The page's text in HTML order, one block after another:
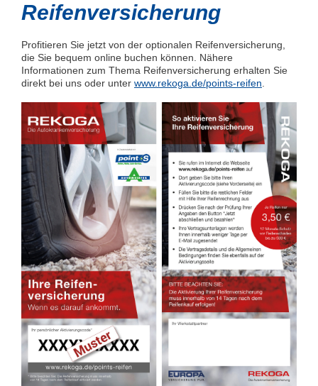
Reifenversicherung
Profitieren Sie jetzt von der optionalen Reifenversicherung,
die Sie bequem online buchen können. Nähere
Informationen zum Thema Reifenversicherung erhalten Sie
direkt bei uns oder unter www.rekoga.de/points-reifen.